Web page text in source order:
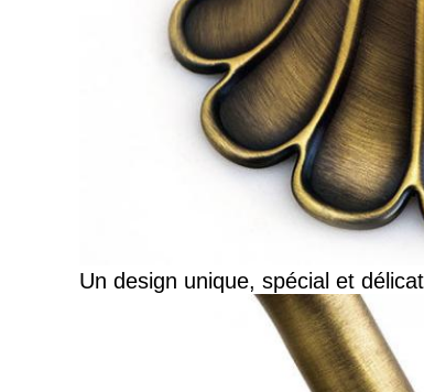
Un design unique, spécial et